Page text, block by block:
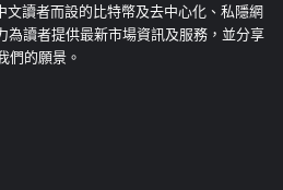
讀者而設的比特幣及去中心化、私隱網
為讀者提供最新市場資訊及服務，並分享
們的願景。